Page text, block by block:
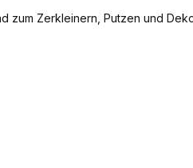
zum Zerkleinern, Putzen und